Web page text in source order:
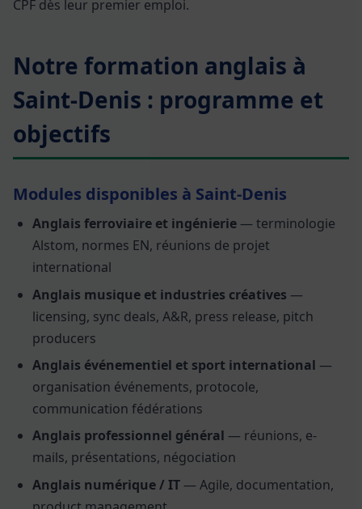
CPF dès leur premier emploi.
Notre formation anglais à
Saint-Denis : programme et
objectifs
Modules disponibles à Saint-Denis
Anglais ferroviaire et ingénierie — terminologie
Alstom, normes EN, réunions de projet
international
Anglais musique et industries créatives —
licensing, sync deals, A&R, press release, pitch
producers
Anglais événementiel et sport international —
organisation événements, protocole,
communication fédérations
Anglais professionnel général — réunions, e-
mails, présentations, négociation
Anglais numérique / IT — Agile, documentation,